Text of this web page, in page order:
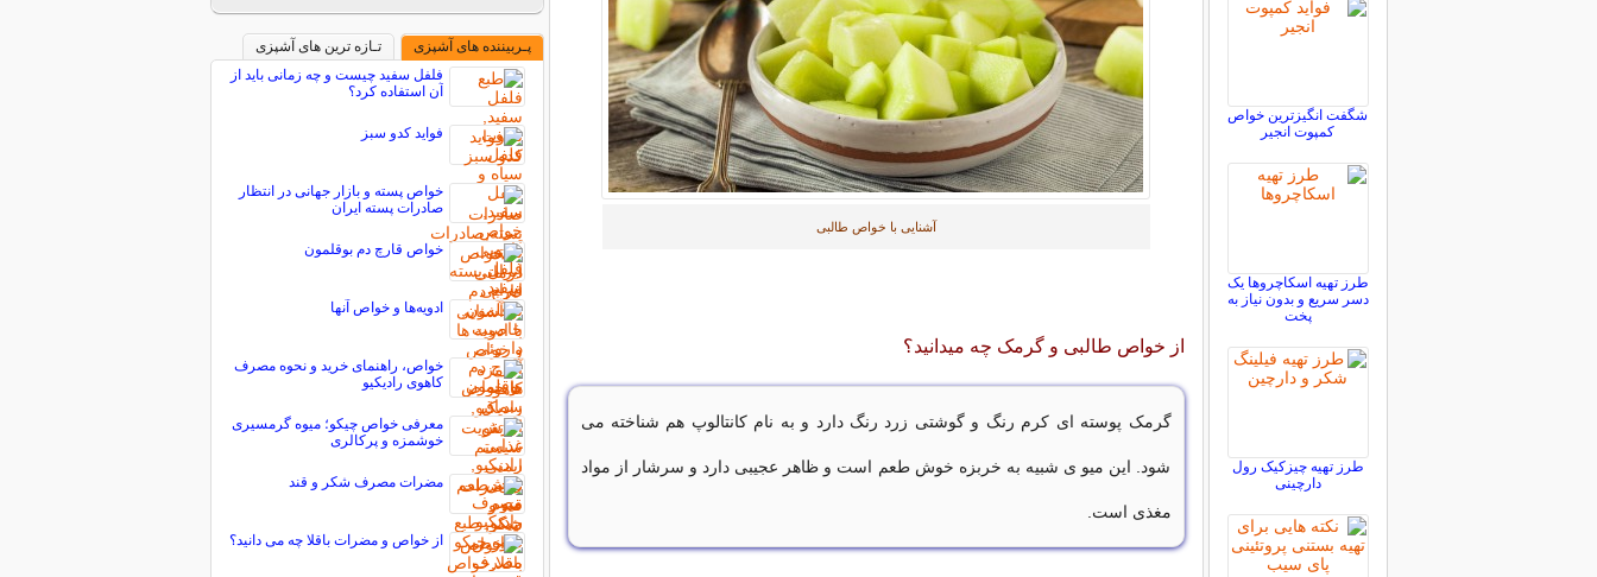
آشنایی با خواص طالبی
از خواص طالبی و گرمک چه میدانید؟
گرمک پوسته ای کرم رنگ و گوشتی زرد رنگ دارد و به نام کانتالوپ هم شناخته می
شود. این میو ی شبیه به خربزه خوش طعم است و ظاهر عجیبی دارد و سرشار از مواد
مغذی است.
شگفت انگیزترین خواص
کمپوت انجیر
طرز تهیه اسکاچروها یک
دسر سریع و بدون نیاز به
پخت
طرز تهیه چیزکیک رول
دارچینی
پـربیننده های آشپزی
تـازه ترین های آشپزی
فلفل سفید چیست و چه زمانی باید از
آن استفاده کرد؟
فواید کدو سبز
خواص پسته و بازار جهانى در انتظار
صادرات پسته ایران
خواص قارچ دم بوقلمون
ادویه‌ها و خواص آنها
خواص، راهنمای خرید و نحوه مصرف
کاهوی رادیکیو
معرفی خواص چیکو؛ میوه گرمسیری
خوشمزه و پرکالری
مضرات مصرف شكر و قند
از خواص و مضرات باقلا چه می دانید؟